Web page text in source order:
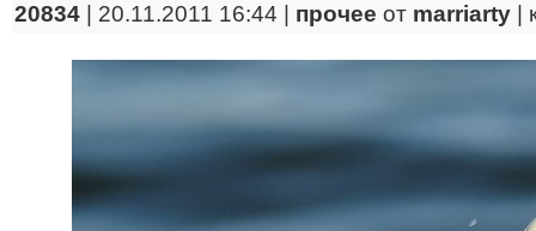
20834 | 20.11.2011 16:44 | прочее от marriarty